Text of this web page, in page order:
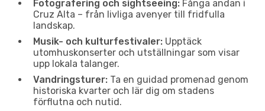
Fotografering och sightseeing: Fånga andan i
Cruz Alta – från livliga avenyer till fridfulla
landskap.
Musik- och kulturfestivaler: Upptäck
utomhuskonserter och utställningar som visar
upp lokala talanger.
Vandringsturer: Ta en guidad promenad genom
historiska kvarter och lär dig om stadens
förflutna och nutid.